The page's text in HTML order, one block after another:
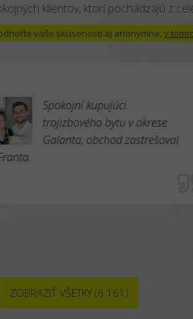
klientov, ktorí pochádzajú z
vaše skúsenosti aj anonymne, v
Spokojní kupujúci
trojizbového bytu v okrese
Galanta, obchod zastrešoval
ZOBRAZIŤ VŠETKY (6 161)